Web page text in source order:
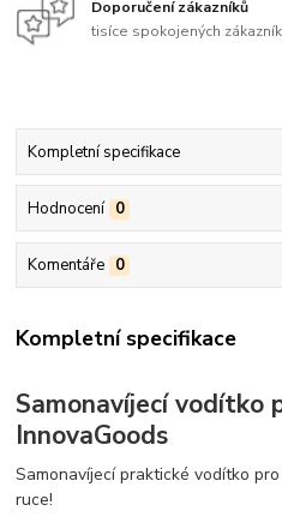
Doporučení zákazníků
tisíce spokojených
Kompletní specifikace
Hodnocení 0
Komentáře 0
Kompletní specifikace
Samonavíjecí vodítko
InnovaGoods
Samonavíjecí praktické vodítko
ruce!